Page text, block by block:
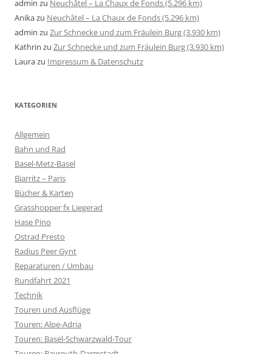
admin zu Neuchâtel – La Chaux de Fonds (5.296 km)
Anikazu Neuchâtel – La Chaux de Fonds (5.296 km)
admin zu Zur Schnecke und zum Fräulein Burg (3.930 km)
Kathrin zu Zur Schnecke und zum Fräulein Burg (3.930 km)
Laurazu Impressum & Datenschutz
KATEGORIEN
Allgemein
Bahn und Rad
Basel-Metz-Basel
Biarritz – Paris
Bücher & Karten
Grasshopper fx Liegerad
Hase Pino
Ostrad Presto
Radius Peer Gynt
Reparaturen / Umbau
Rundfahrt 2021
Technik
Touren und Ausflüge
Touren: Alpe-Adria
Touren: Basel-Schwarzwald-Tour